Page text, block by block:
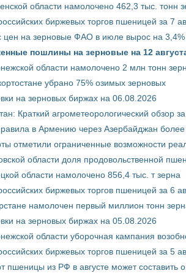
области намолочено 462,3 тыс. тонн
биржевых торгов пшеницей за 7
цен на зерновые ФАО в июле вырос на 3,4%
пошлины на зерновые на 12
области намолочено 2 млн тонн
убрано 75% озимых зерновых
на зерновых биржах на 06.08.2026
Краткий агрометеорологический обзор
в Армению через Азербайджан более
отметили ограниченные возможности
области доля продовольственной
области намолочено 856,4 тыс. т зерна
биржевых торгов пшеницей за 6
намолочен первый миллион тонн
на зерновых биржах на 05.08.2026
области уборочная кампания
биржевых торгов пшеницей за 5
пшеницы из РФ в августе может составить